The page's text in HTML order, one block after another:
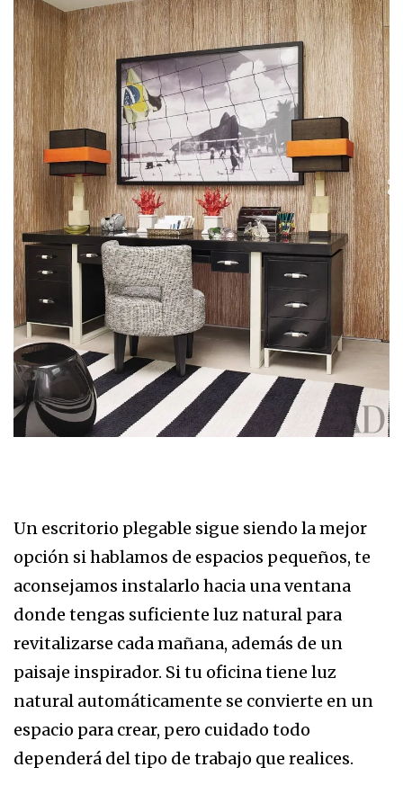
Un escritorio plegable sigue siendo la mejor
opción si hablamos de espacios pequeños, te
aconsejamos instalarlo hacia una ventana
donde tengas suficiente luz natural para
revitalizarse cada mañana, además de un
paisaje inspirador. Si tu oficina tiene luz
natural automáticamente se convierte en un
espacio para crear, pero cuidado todo
dependerá del tipo de trabajo que realices.